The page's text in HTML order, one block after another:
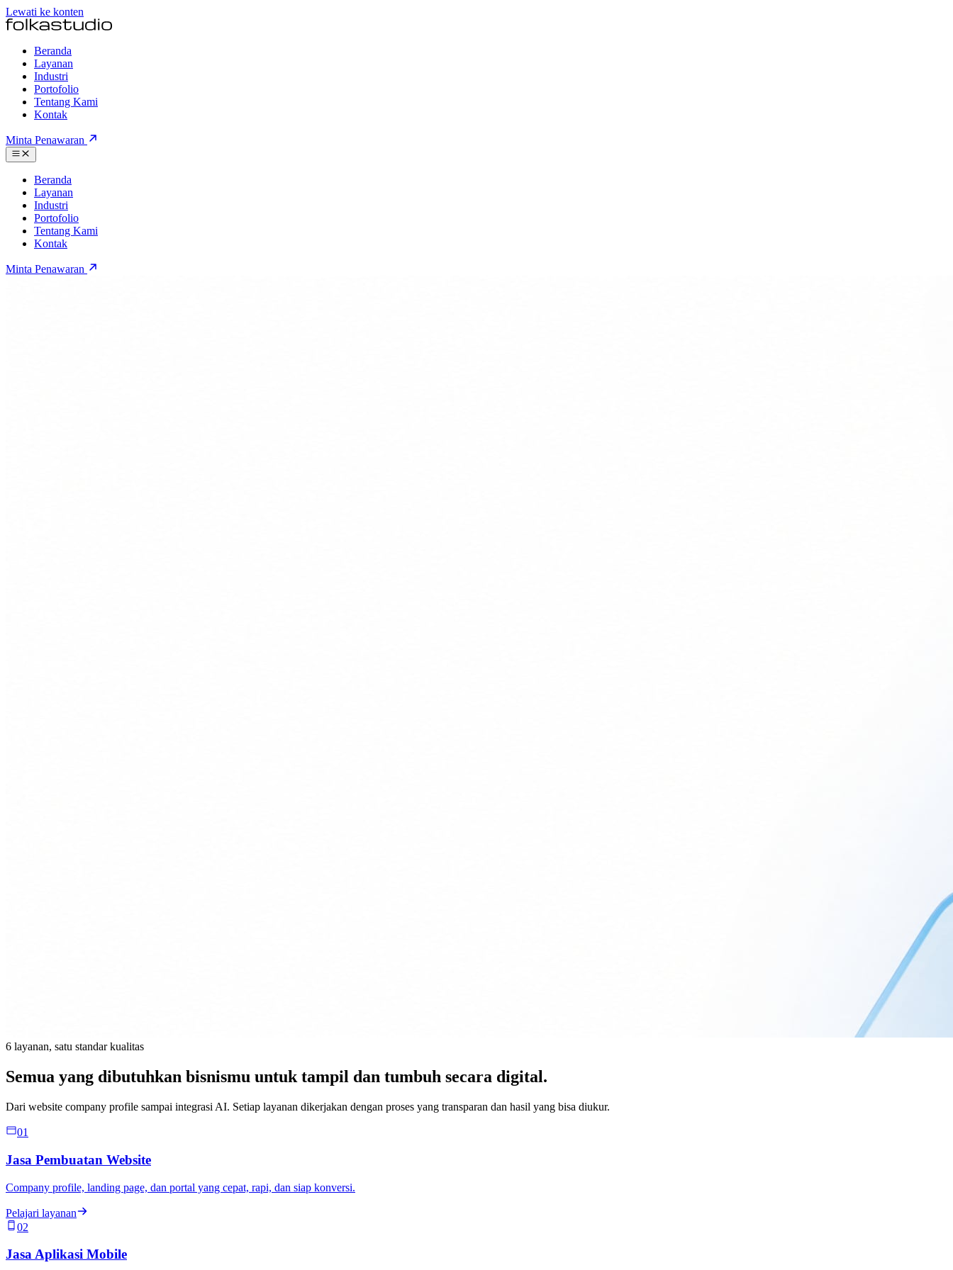
Lewati ke konten
Beranda
Layanan
Industri
Portofolio
Tentang Kami
Kontak
Minta Penawaran
Beranda
Layanan
Industri
Portofolio
Tentang Kami
Kontak
Minta Penawaran
6 layanan, satu standar kualitas
Semua yang dibutuhkan bisnismu untuk tampil dan tumbuh secara digital.
Dari website company profile sampai integrasi AI. Setiap layanan dikerjakan dengan proses yang transparan dan hasil yang bisa diukur.
01
Jasa Pembuatan Website
Company profile, landing page, dan portal yang cepat, rapi, dan siap konversi.
Pelajari layanan
02
Jasa Aplikasi Mobile